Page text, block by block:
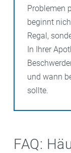
Problemen
beginnt
Regal,
In Ihrer
und wann
sollte.
FAQ: